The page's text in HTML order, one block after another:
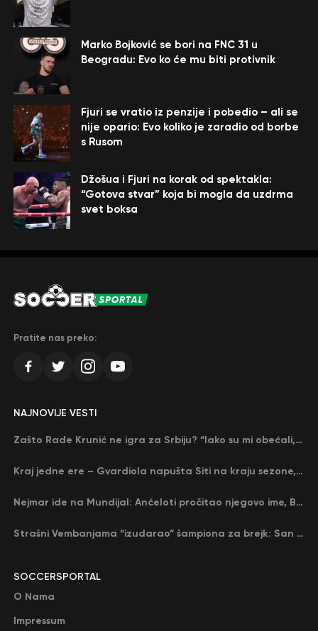
Marko Bojković se bori na FNC 31 u
Beogradu: Evo ko će mu biti protivnik
Fjuri se vratio iz penzije i pobedio – ali se
nije opario: Evo koliko je zaradio od borbe
s Rusom
Džošua i Fjuri na korak od spektakla:
“Gotova stvar” koja bi mogla da uzdrma
svet boksa
Pratite nas preko:
SOCCERSPORTAL
O Nama
Impressum
NAJNOVIJE VESTI
Zašto Rade Krunić ne igra za Srbiju? “Iako su mi obećali, niko me nije zvao…”
Kraj jedne ere – Gvardiola napušta Siti na kraju sezone, menja ga njegov nekadašnji rival
Nejmar ide na Mundijal: Anćeloti pročitao njegovo ime, Brazil u delirijumu (VIDEO)
Strašni Vembanjama “izudarao” šampiona za brejk: San Antonio poveo protiv Oklahome